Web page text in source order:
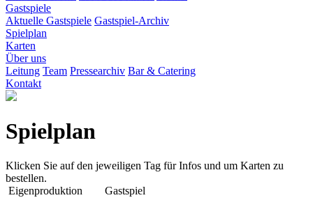
Gastspiele
Aktuelle Gastspiele Gastspiel-Archiv
Spielplan
Karten
Über uns
Leitung Team Pressearchiv Bar & Catering
Kontakt
Spielplan
Klicken Sie auf den jeweiligen Tag für Infos und um Karten zu
bestellen.
Eigenproduktion
Gastspiel